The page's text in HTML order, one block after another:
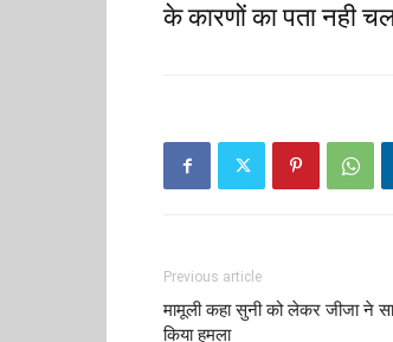
के कारणों का पता नही
Previous article
मामूली कहा सुनी को लेकर जीजा ने
किया हमला